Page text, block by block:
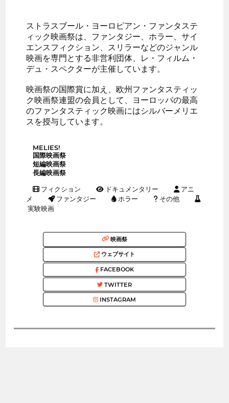
ストラスブール・ヨーロピアン・ファンタステ
ィック映画祭は、ファンタジー、ホラー、サイ
エンスフィクション、スリラーなどのジャンル
映画を専門とする非営利団体、レ・フィルム・
デュ・スペクターが主催しています。
映画祭の国際賞に加え、欧州ファンタスティッ
ク映画祭連盟の会員として、ヨーロッパの最高
のファンタスティック映画にはシルバーメリエ
スを授与しています。
MELIES!
国際映画祭
短編映画祭
長編映画祭
フィクション ドキュメンタリー
アニ
メ
ファンタジー ホラー
その他
実験映画
映画祭
ウェブサイト
FACEBOOK
TWITTER
INSTAGRAM